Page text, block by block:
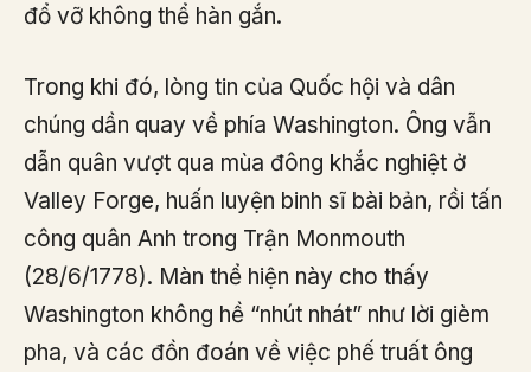
đổ vỡ không thể hàn gắn.
Trong khi đó, lòng tin của Quốc hội và dân
chúng dần quay về phía Washington. Ông vẫn
dẫn quân vượt qua mùa đông khắc nghiệt ở
Valley Forge, huấn luyện binh sĩ bài bản, rồi tấn
công quân Anh trong Trận Monmouth
(28/6/1778). Màn thể hiện này cho thấy
Washington không hề “nhút nhát” như lời gièm
pha, và các đồn đoán về việc phế truất ông